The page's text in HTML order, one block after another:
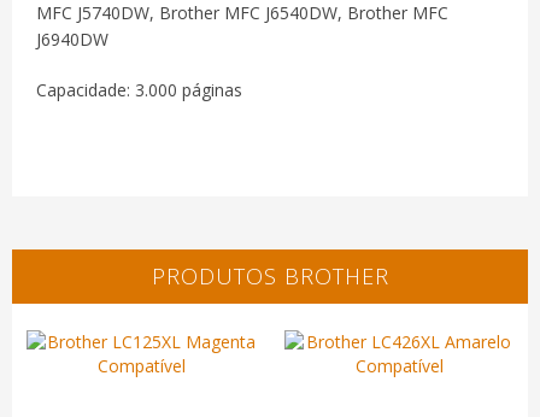
MFC J5740DW, Brother MFC J6540DW, Brother MFC
J6940DW
Capacidade: 3.000 páginas
PRODUTOS BROTHER